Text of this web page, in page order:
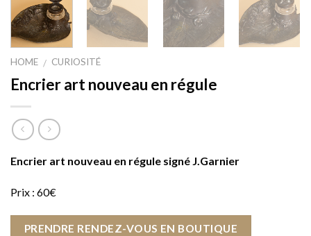
HOME / CURIOSITÉ
Encrier art nouveau en régule
Encrier art nouveau en régule signé J.Garnier
Prix : 60€
PRENDRE RENDEZ-VOUS EN BOUTIQUE